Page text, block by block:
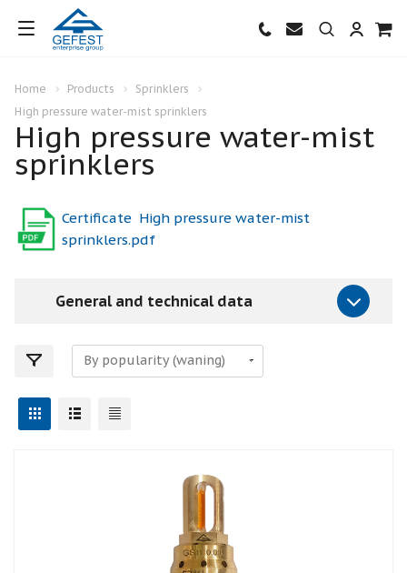
Home Products
Sprinklers
High pressure water-mist sprinklers
High pressure water-mist
sprinklers
Certificate High pressure water-mist
sprinklers.pdf
General and technical data